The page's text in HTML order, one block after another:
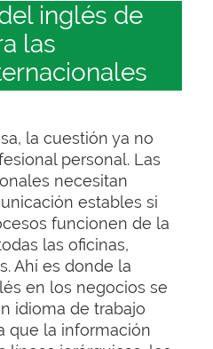
inglés de
las
la cuestión ya no
personal. Las
necesitan
estables si
funcionen de la
las oficinas,
Ahí es donde la
en los negocios se
idioma de trabajo
que la información